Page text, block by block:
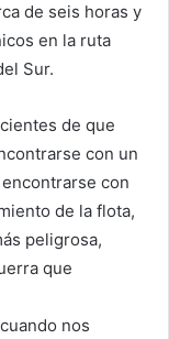
de seis horas y
en la ruta
Sur.
de que
con un
con
de la flota,
peligrosa,
que
nos